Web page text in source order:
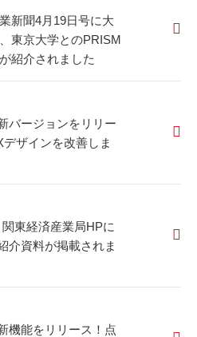
新聞4月19日号に大
東京大学とのPRISM
紹介されました
バージョンをリリー
デザインを改善しま
東経済産業局HPに
介資料が掲載されま
機能をリリース！点